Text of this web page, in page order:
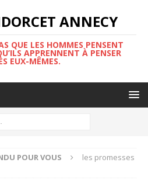
ANNECY
QUE LES HOMMES PENSENT
APPRENNENT À PENSER
EUX-MÊMES.
POUR VOUS
les promesses